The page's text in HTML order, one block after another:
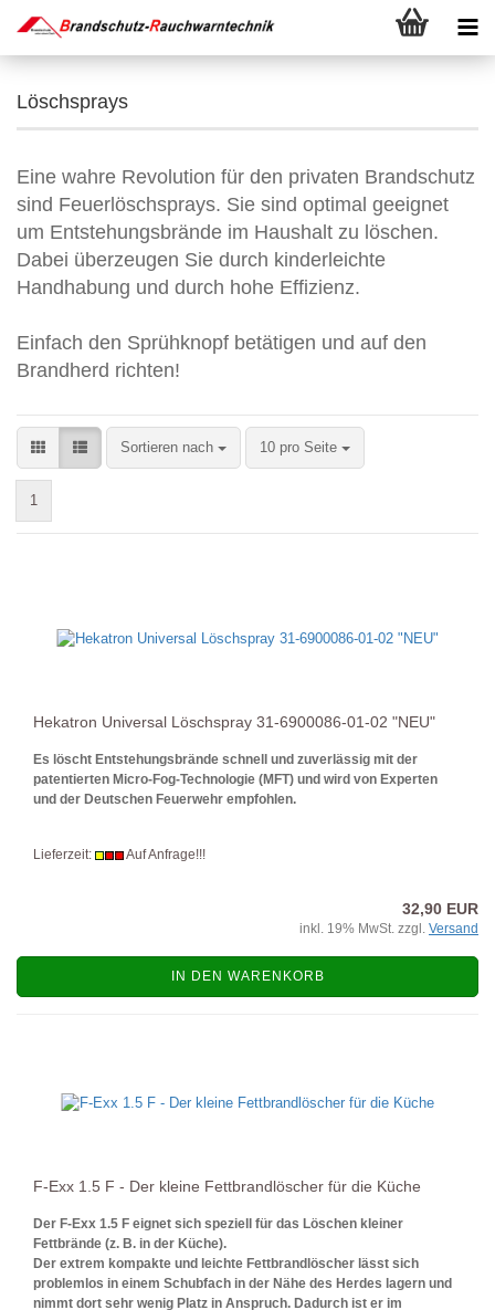
Löschsprays
Eine wahre Revolution für den privaten Brandschutz
sind Feuerlöschsprays. Sie sind optimal geeignet
um Entstehungsbrände im Haushalt zu löschen.
Dabei überzeugen Sie durch kinderleichte
Handhabung und durch hohe Effizienz.
Einfach den Sprühknopf betätigen und auf den
Brandherd richten!
Sortieren nach
Sortieren nach 10 pro Seite
pro Seite
1
Hekatron Universal Löschspray 31-6900086-01-02 "NEU"
Es löscht Entstehungsbrände schnell und zuverlässig mit der
patentierten Micro-Fog-Technologie (MFT) und wird von Experten
und der Deutschen Feuerwehr empfohlen.
Lieferzeit: Auf Anfrage!!!
32,90 EUR
inkl. 19% MwSt. zzgl. Versand
IN DEN WARENKORB
F-Exx 1.5 F - Der kleine Fettbrandlöscher für die Küche
Der F-Exx 1.5 F eignet sich speziell für das Löschen kleiner
Fettbrände (z. B. in der Küche).
Der extrem kompakte und leichte Fettbrandlöscher lässt sich
problemlos in einem Schubfach in der Nähe des Herdes lagern und
nimmt dort sehr wenig Platz in Anspruch. Dadurch ist er im